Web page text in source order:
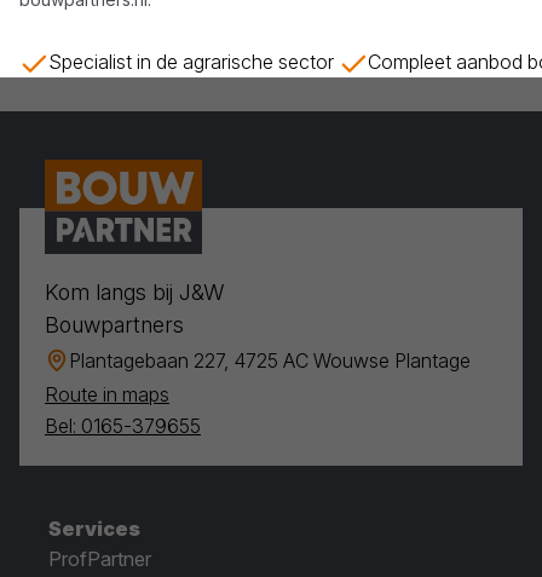
Specialist in de agrarische sector Compleet aanbod
Kom langs bij J&W
Bouwpartners
Plantagebaan 227, 4725 AC Wouwse Plantage
Route in maps
Bel: 0165-379655
Services
ProfPartner